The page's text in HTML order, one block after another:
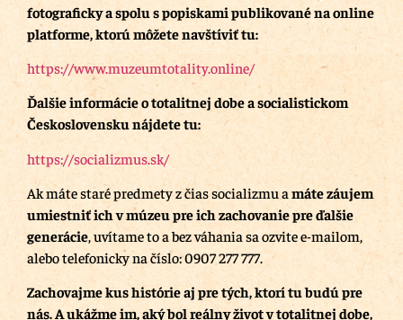
fotograficky a spolu s popiskami publikované na online
platforme, ktorú môžete navštíviť tu:
https://www.muzeumtotality.online/
Ďalšie informácie o totalitnej dobe a socialistickom
Československu nájdete tu:
https://socializmus.sk/
Ak máte staré predmety z čias socializmu a máte záujem
umiestniť ich v múzeu pre ich zachovanie pre ďalšie
generácie, uvítame to a bez váhania sa ozvite e-mailom,
alebo telefonicky na číslo: 0907 277 777.
Zachovajme kus histórie aj pre tých, ktorí tu budú pre
nás. A ukážme im, aký bol reálny život v totalitnej dobe,